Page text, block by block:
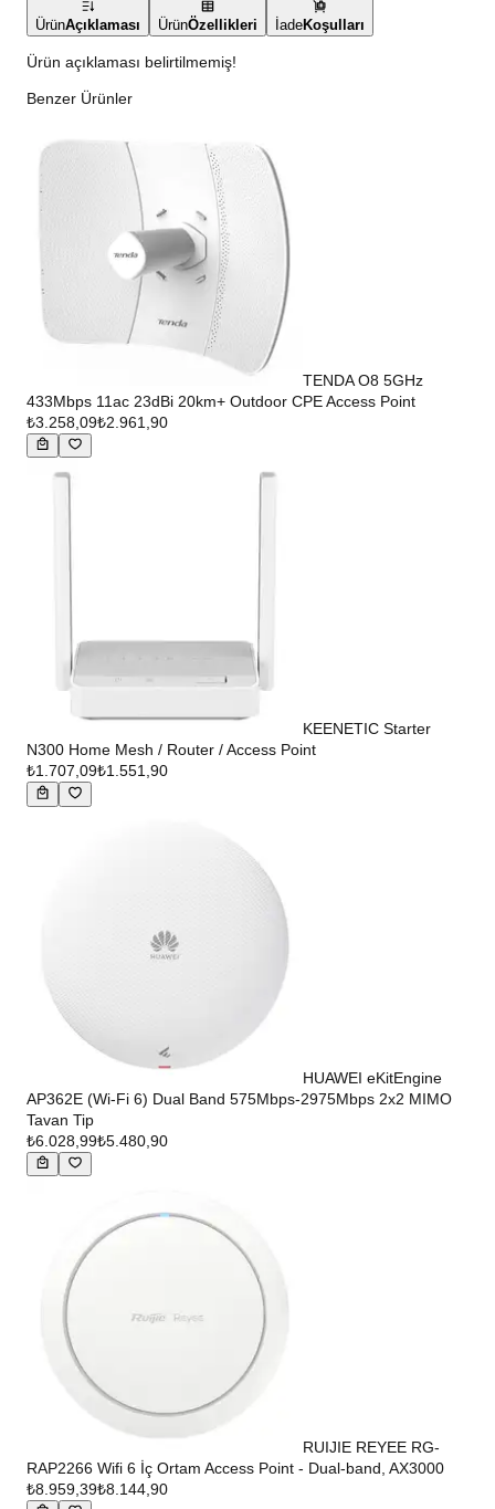
ÜrünAçıklaması ÜrünÖzellikleri İadeKoşulları
Ürün açıklaması belirtilmemiş!
Benzer Ürünler
TENDA O8 5GHz
433Mbps 11ac 23dBi 20km+ Outdoor CPE Access Point
₺3.258,09₺2.961,90
KEENETIC Starter
N300 Home Mesh / Router / Access Point
₺1.707,09₺1.551,90
HUAWEI eKitEngine
AP362E (Wi-Fi 6) Dual Band 575Mbps-2975Mbps 2x2 MIMO
Tavan Tip
₺6.028,99₺5.480,90
RUIJIE REYEE RG-
RAP2266 Wifi 6 İç Ortam Access Point - Dual-band, AX3000
₺8.959,39₺8.144,90